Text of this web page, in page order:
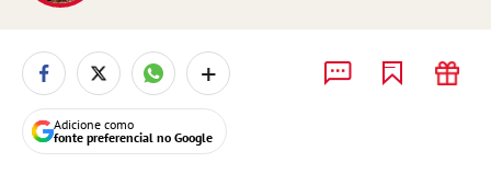
+
Adicione como
fonte preferencial no Google